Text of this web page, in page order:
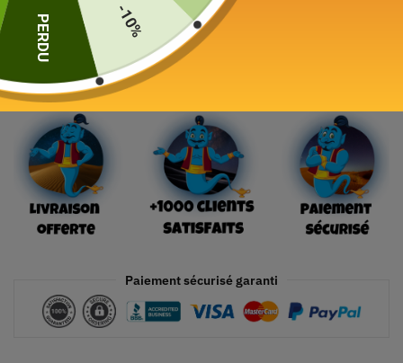
Ajouter au panier
Paiement sécurisé garanti
-10%
PERDU